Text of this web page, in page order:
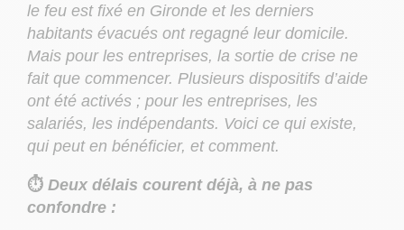
le feu est fixé en Gironde et les derniers
habitants évacués ont regagné leur domicile.
Mais pour les entreprises, la sortie de crise ne
fait que commencer. Plusieurs dispositifs d’aide
ont été activés ; pour les entreprises, les
salariés, les indépendants. Voici ce qui existe,
qui peut en bénéficier, et comment.
⏱️ Deux délais courent déjà, à ne pas
confondre :